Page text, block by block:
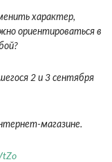
характер,
ориентироваться в
2 и 3 сентября
магазине.